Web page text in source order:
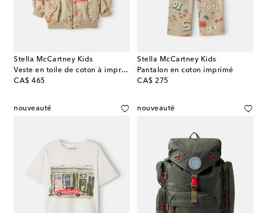
Stella McCartney Kids
Veste en toile de coton à imprimé
CA$ 465
original price
Stella McCartney Kids
Pantalon en coton imprimé
CA$ 275
original price
nouveauté nouveauté